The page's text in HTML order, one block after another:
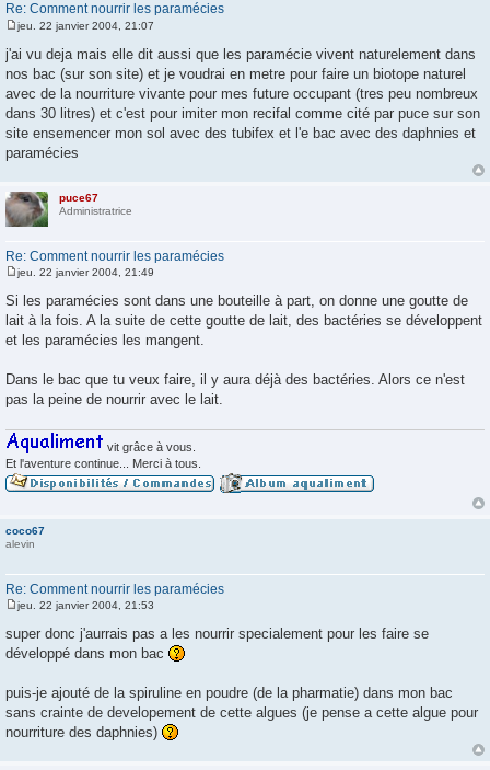
Re: Comment nourrir les paramécies
M
e
s
s
g
e
jeu. 22 janvier 2004, 21:07
j'ai vu deja mais elle dit aussi que les paramécie vivent naturelement dans
nos bac (sur son site) et je voudrai en metre pour faire un biotope naturel
avec de la nourriture vivante pour mes future occupant (tres peu nombreux
dans 30 litres) et c'est pour imiter mon recifal comme cité par puce sur son
site ensemencer mon sol avec des tubifex et l'e bac avec des daphnies et
paramécies
puce67
Administratrice
Re: Comment nourrir les paramécies
M
e
s
a
g
jeu. 22 janvier 2004, 21:49
Si les paramécies sont dans une bouteille à part, on donne une goutte de
lait à la fois. A la suite de cette goutte de lait, des bactéries se développent
et les paramécies les mangent.
Dans le bac que tu veux faire, il y aura déjà des bactéries. Alors ce n'est
pas la peine de nourrir avec le lait.
vit grâce à vous.
Et l'aventure continue... Merci à tous.
coco67
alevin
Re: Comment nourrir les paramécies
M
s
s
e
jeu. 22 janvier 2004, 21:53
super donc j'aurrais pas a les nourrir specialement pour les faire se
développé dans mon bac
puis-je ajouté de la spiruline en poudre (de la pharmatie) dans mon bac
sans crainte de developement de cette algues (je pense a cette algue pour
nourriture des daphnies)